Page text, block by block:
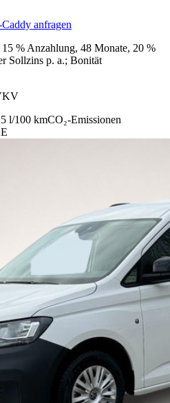
anfragen
% Anzahlung, 48 Monate, 20 %
Sollzins p. a.; Bonität
l/100 kmCO₂-Emissionen
E